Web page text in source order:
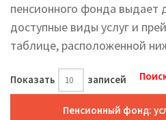
пенсионного фонда выдает
доступные виды услуг и
таблице, расположенной
Показать записей
Пенсионный фонд: